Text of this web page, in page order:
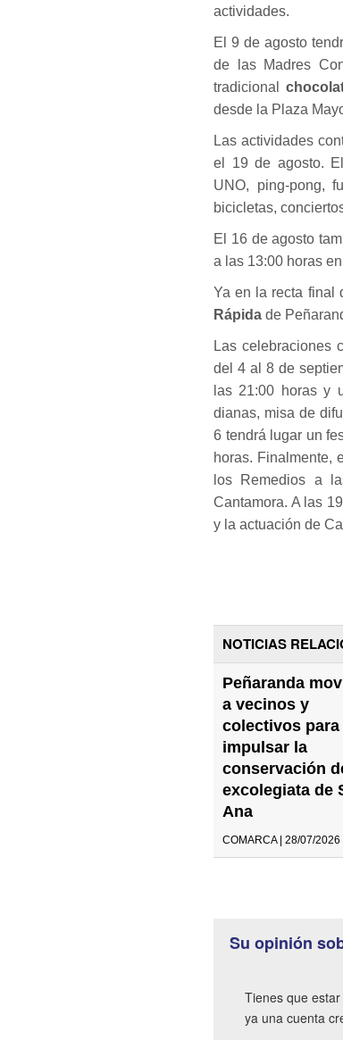
actividades.
El 9 de agosto
de las Madres
tradicional
desde la Plaza
Las actividades
el 19 de agosto.
UNO, ping-pong,
bicicletas,
El 16 de agosto
a las 13:00 horas
Ya en la recta final
Rápida de
Las celebraciones
del 4 al 8 de
las 21:00 horas y
dianas, misa de
6 tendrá lugar un
horas. Finalmente,
los Remedios a
Cantamora. A las
y la actuación de
NOTICIAS
Peñaranda
a vecinos y
colectivos para
impulsar la
conservación
excolegiata de
Ana
COMARCA | 28/07/2026
Su opinión
Tienes que
ya una cuenta